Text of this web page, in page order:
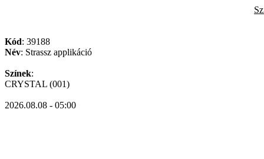
Kód: 39188
Név: Strassz applikáció
Színek:
CRYSTAL (001)
2026.08.08 - 05:00